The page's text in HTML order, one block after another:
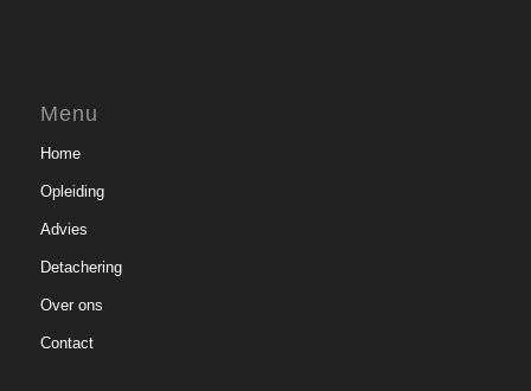
Menu
Home
Opleiding
Advies
Detachering
Over ons
Contact